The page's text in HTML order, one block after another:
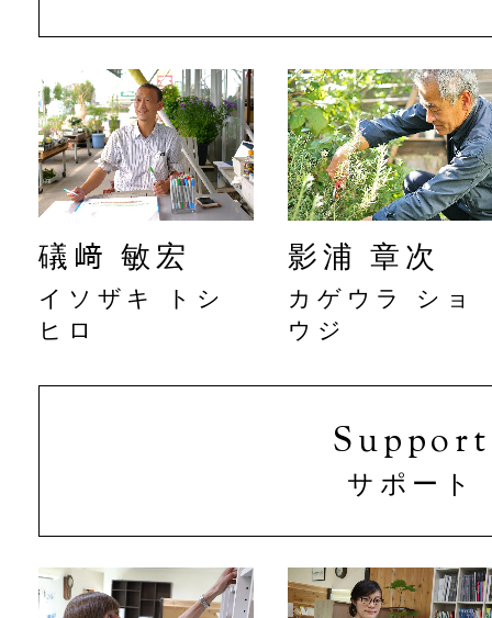
礒﨑 敏宏
イソザキ トシ
ヒロ
影浦 章次
カゲウラ ショ
ウジ
Support
サポート